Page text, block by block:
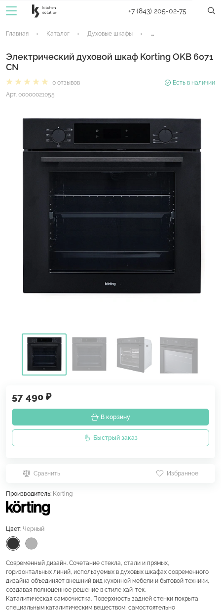
+7 (843) 205-02-75
Главная Каталог Духовые шкафы Электрические
Электрический духовой шкаф Korting OKB 6071
CN
0 отзывов
Есть в наличии
Арт. 00000021055
57 490 ₽
В корзину
Быстрый заказ
Сравнить Избранное
Производитель: Korting
Цвет: Черный
Современный дизайн. Сочетание стекла, стали и прямых,
горизонтальных линий, используемых в духовых шкафах современного
дизайна объединяет внешний вид кухонной мебели и бытовой техники,
создавая полноценное решение в стиле хай-тек.
Каталитическая самоочистка. Поверхность задней стенки покрыта
специальным каталитическим веществом, самостоятельно